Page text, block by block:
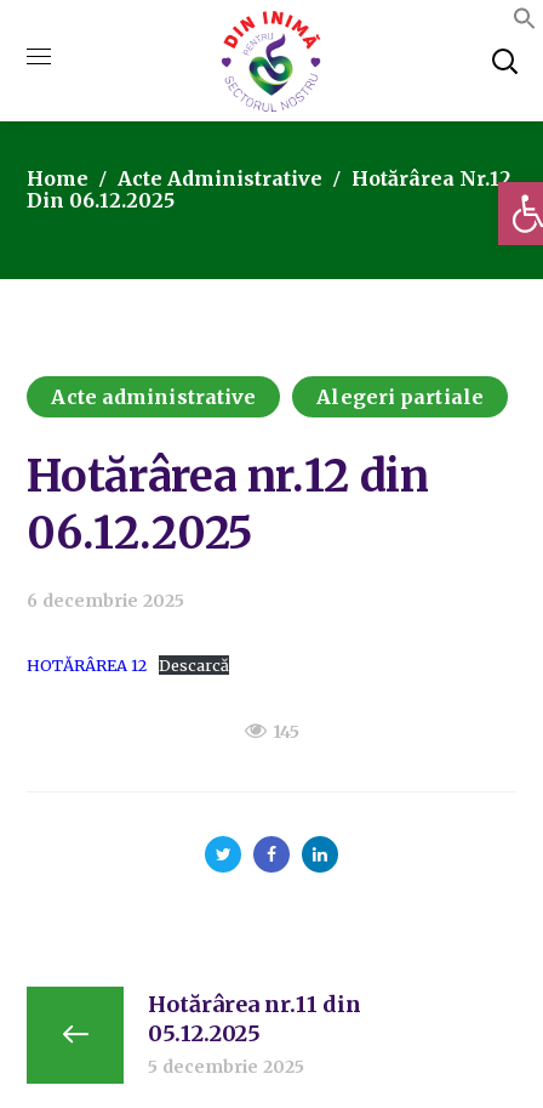
Home Acte Administrative
Hotărârea Nr.12
Din 06.12.2025
Acte administrative Alegeri partiale
Hotărârea nr.12 din
06.12.2025
6 decembrie 2025
HOTĂRÂREA 12 Descarcă
145
Hotărârea nr.11 din
05.12.2025
5 decembrie 2025